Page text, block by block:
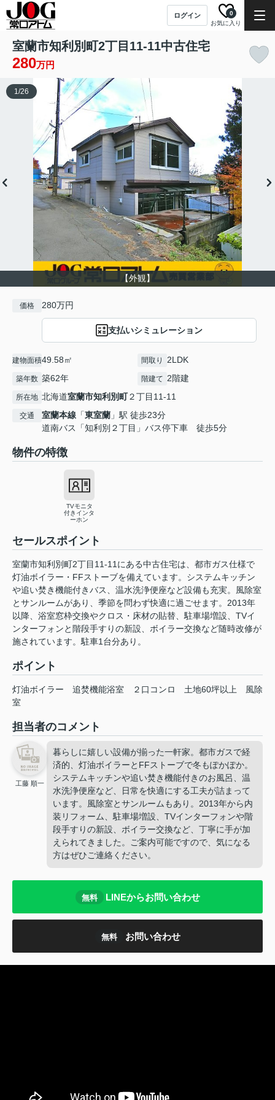
ログイン
お気に入り
0
室蘭市知利別町2丁目11-11中古住宅
280万円
【外観】
1/26
価格 280万円
支払いシミュレーション
建物面積49.58㎡ 間取り 2LDK
築年数 築62年 階建て 2階建
所在地 北海道室蘭市知利別町２丁目11-11
交通 室蘭本線 「東室蘭 」駅 徒歩23分
道南バス「知利別２丁目」バス停下車 徒歩5分
物件の特徴
TVモニタ
付きインタ
ーホン
セールスポイント
室蘭市知利別町2丁目11-11にある中古住宅は、都市ガス仕様で
灯油ボイラー・FFストーブを備えています。システムキッチン
や追い焚き機能付きバス、温水洗浄便座など設備も充実。風除室
とサンルームがあり、季節を問わず快適に過ごせます。2013年
以降、浴室窓枠交換やクロス・床材の貼替、駐車場増設、TVイ
ンターフォンと階段手すりの新設、ボイラー交換など随時改修が
施されています。駐車1台分あり。
ポイント
灯油ボイラー 追焚機能浴室 ２口コンロ 土地60坪以上
風除
室
担当者のコメント
工藤 順一
暮らしに嬉しい設備が揃った一軒家。都市ガスで経
済的、灯油ボイラーとFFストーブで冬もぽかぽか。
システムキッチンや追い焚き機能付きのお風呂、温
水洗浄便座など、日常を快適にする工夫が詰まって
います。風除室とサンルームもあり。2013年から内
装リフォーム、駐車場増設、TVインターフォンや階
段手すりの新設、ボイラー交換など、丁寧に手が加
えられてきました。ご案内可能ですので、気になる
方はぜひご連絡ください。
無料 LINEからお問い合わせ
無料 お問い合わせ